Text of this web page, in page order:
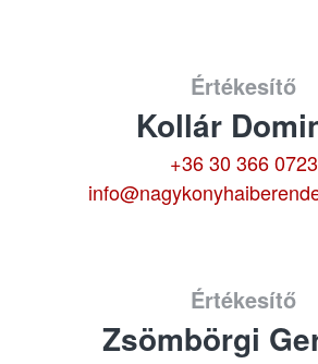
Értékesítő
Kollár
+36 30 366 0723
Értékesítő
Zsömbörgi